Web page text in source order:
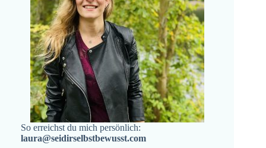
So erreichst du mich persönlich:
laura@seidirselbstbewusst.com